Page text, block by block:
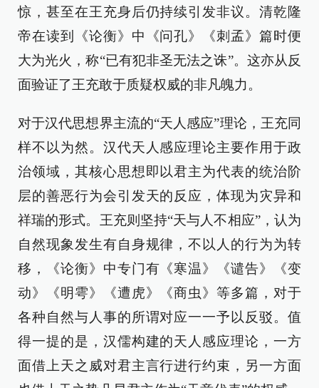
惊，甚至在王充身后仍持续引发非议。清乾隆
帝在读到《论衡》中《问孔》《刺孟》篇时便
大为光火，称“已有犯非圣无法之诛”。这亦从反
面验证了王充敢于质疑权威的非凡魄力。
对于汉代思想界主流的“天人感应”理论，王充同
样不以为然。汉代天人感应理论主要作用于政
治领域，其核心思想即以君主为代表的统治阶
层的善恶行为会引发天的反应，体现为灾异和
祥瑞的形式。王充则坚持“天与人不相应”，认为
自然现象发生有自身规律，不以人的行为为转
移，《论衡》中专门有《寒温》《谴告》《变
动》《明雩》《遭虎》《商虫》等多篇，对于
各种自然与人事的所谓对应一一予以反驳。值
得一提的是，汉儒构建的天人感应理论，一方
面借上天之威对君主言行进行约束，另一方面